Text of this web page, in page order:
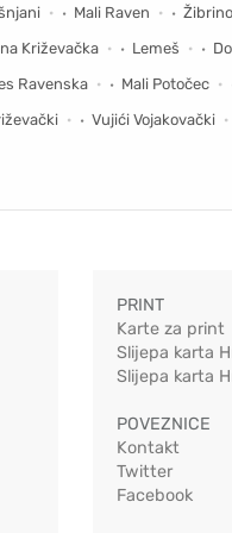
Mali Raven
Križevačka
Lemeš
Ravenska
Mali Potočec
Vujići Vojakovački
PRINT
Karte za print
Slijepa karta
Slijepa karta
POVEZNICE
Kontakt
Twitter
Facebook